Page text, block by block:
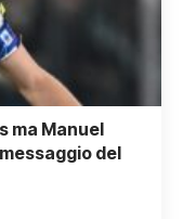
ma Manuel
del